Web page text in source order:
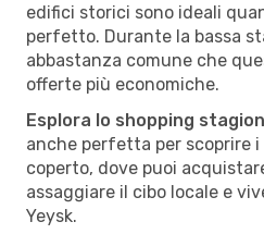
edifici storici sono ideali
perfetto. Durante la bassa
abbastanza comune che
offerte più economiche.
Esplora lo shopping
anche perfetta per scoprire
coperto, dove puoi
assaggiare il cibo locale e
Yeysk.